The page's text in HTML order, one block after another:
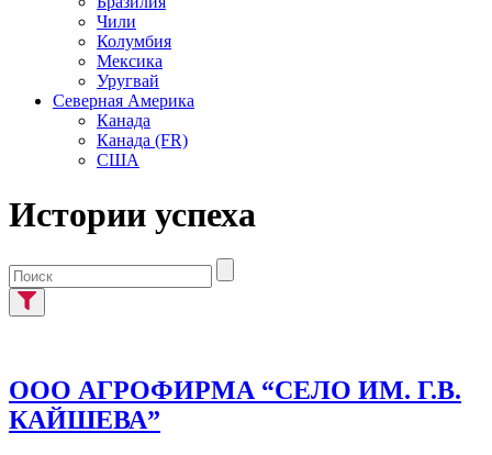
Чили
Колумбия
Мексика
Уругвай
Северная Америка
Канада
Канада (FR)
США
Истории успеха
ООО АГРОФИРМА “СЕЛО ИМ. Г.В.
КАЙШЕВА”